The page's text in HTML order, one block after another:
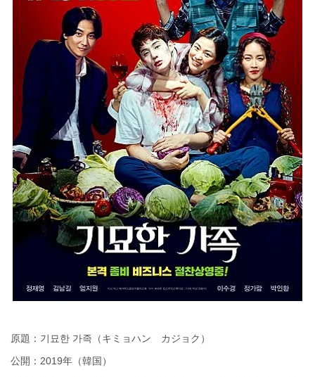
原題：기묘한 가족（キミョハン カジョク）
公開：2019年（韓国）